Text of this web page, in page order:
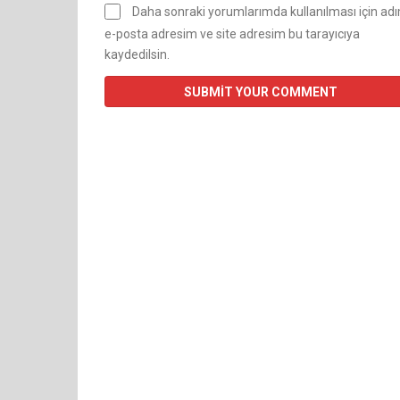
Daha sonraki yorumlarımda kullanılması için
e-posta adresim ve site adresim bu tarayıcıya
kaydedilsin.